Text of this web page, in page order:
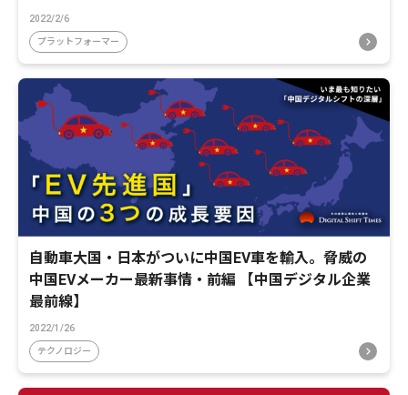
2022/2/6
プラットフォーマー
自動車大国・日本がついに中国EV車を輸入。脅威の
中国EVメーカー最新事情・前編 【中国デジタル企業
最前線】
2022/1/26
テクノロジー